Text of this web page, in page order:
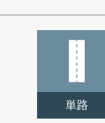
単路